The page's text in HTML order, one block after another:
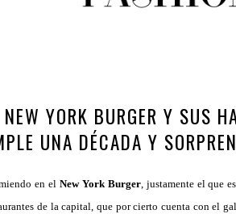
YORK BURGER Y SUS
UNA DÉCADA Y
en el New York Burger, justamente el que
de la capital, que por cierto cuenta con el